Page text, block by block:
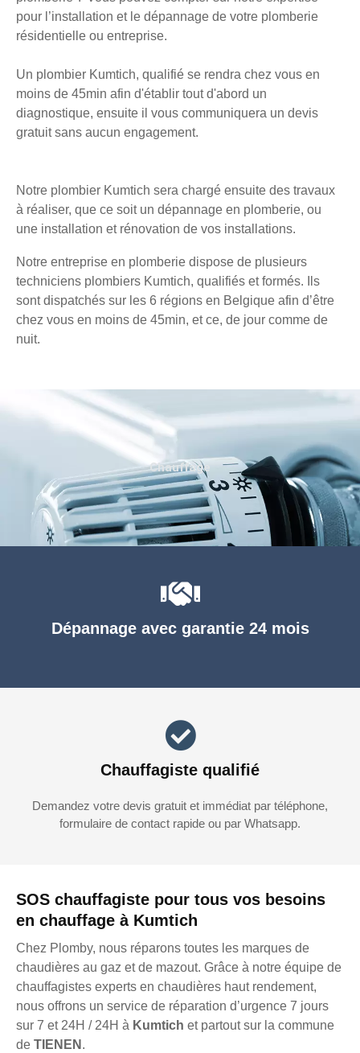
pour l’installation et le dépannage de votre plomberie
résidentielle ou entreprise.
Un plombier Kumtich, qualifié se rendra chez vous en
moins de 45min afin d'établir tout d'abord un
diagnostique, ensuite il vous communiquera un devis
gratuit sans aucun engagement.
Notre plombier Kumtich sera chargé ensuite des travaux
à réaliser, que ce soit un dépannage en plomberie, ou
une installation et rénovation de vos installations.
Notre entreprise en plomberie dispose de plusieurs
techniciens plombiers Kumtich, qualifiés et formés. Ils
sont dispatchés sur les 6 régions en Belgique afin d’être
chez vous en moins de 45min, et ce, de jour comme de
nuit.
SOS chauffagiste pour tous vos besoins
en chauffage à Kumtich
Chez Plomby, nous réparons toutes les marques de
chaudières au gaz et de mazout. Grâce à notre équipe de
chauffagistes experts en chaudières haut rendement,
nous offrons un service de réparation d’urgence 7 jours
sur 7 et 24H / 24H à Kumtich et partout sur la commune
de TIENEN .
Dépannage avec garantie 24 mois
Chauffagiste qualifié
Demandez votre devis gratuit et immédiat par téléphone,
formulaire de contact rapide ou par Whatsapp.
Chauffage